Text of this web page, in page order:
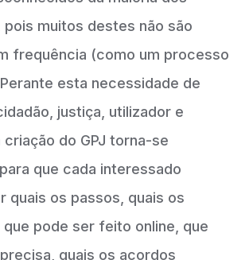
muitos destes não são
frequência (como um processo
esta necessidade de
justiça, utilizador e
do GPJ torna-se
que cada interessado
quais os passos, quais os
pode ser feito online, que
quais os acordos